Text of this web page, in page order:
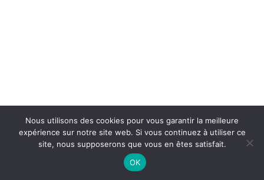
Nous utilisons des cookies pour vous garantir la meilleure
expérience sur notre site web. Si vous continuez à utiliser ce
site, nous supposerons que vous en êtes satisfait.
OK